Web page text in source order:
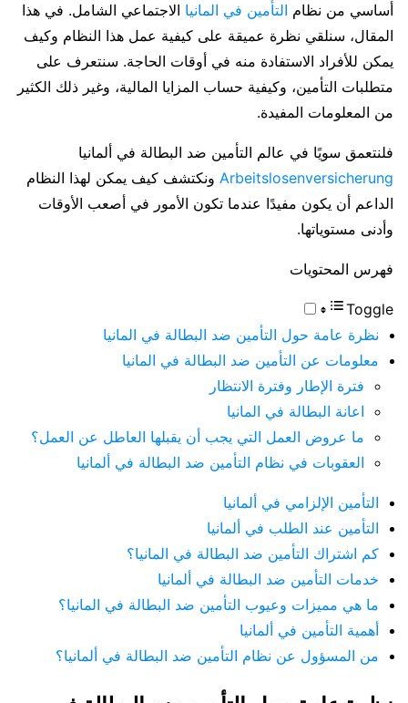
أساسي من نظام التأمين في المانيا الاجتماعي الشامل. في هذا
المقال، سنلقي نظرة عميقة على كيفية عمل هذا النظام وكيف
يمكن للأفراد الاستفادة منه في أوقات الحاجة. سنتعرف على
متطلبات التأمين، وكيفية حساب المزايا المالية، وغير ذلك الكثير
من المعلومات المفيدة.
فلنتعمق سويًا في عالم التأمين ضد البطالة في ألمانيا
Arbeitslosen­versicherung ونكتشف كيف يمكن لهذا النظام
الداعم أن يكون مفيدًا عندما تكون الأمور في أصعب الأوقات
وأدنى مستوياتها.
فهرس المحتويات
Toggle
نظرة عامة حول التأمين ضد البطالة في المانيا
معلومات عن التأمين ضد البطالة في المانيا
فترة الإطار وفترة الانتظار
اعانة البطالة في المانيا
ما عروض العمل التي يجب أن يقبلها العاطل عن العمل؟
العقوبات في نظام التأمين ضد البطالة في ألمانيا
التأمين الإلزامي في ألمانيا
التأمين عند الطلب في ألمانيا
كم اشتراك التأمين ضد البطالة في المانيا؟
خدمات التأمين ضد البطالة في ألمانيا
ما هي مميزات وعيوب التأمين ضد البطالة في المانيا؟
أهمية التأمين في ألمانيا
من المسؤول عن نظام التأمين ضد البطالة في ألمانيا؟